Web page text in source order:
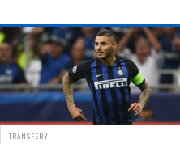
TRANSFERY